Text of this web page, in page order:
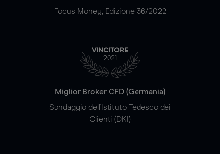
Focus Money, Edizione 36/2022
VINCITORE
2021
Miglior Broker CFD (Germania)
Sondaggio dell'Istituto Tedesco dei
Clienti (DKI)